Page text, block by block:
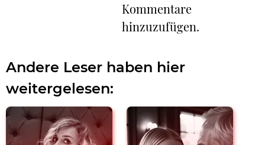
Kommentare
hinzuzufügen.
Andere Leser haben hier
weitergelesen: